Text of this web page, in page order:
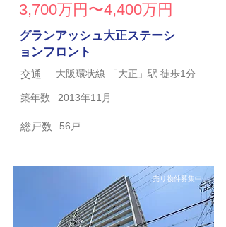
3,700万円〜4,400万円
グランアッシュ大正ステーシ
ョンフロント
交通 大阪環状線 「大正」駅 徒歩1分
築年数 2013年11月
総戸数 56戸
売り物件募集中